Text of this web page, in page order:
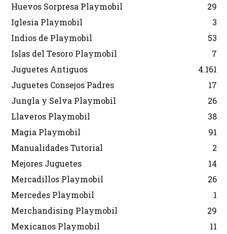
Huevos Sorpresa Playmobil
29
Iglesia Playmobil
3
Indios de Playmobil
53
Islas del Tesoro Playmobil
7
Juguetes Antiguos
4.161
Juguetes Consejos Padres
17
Jungla y Selva Playmobil
26
Llaveros Playmobil
38
Magia Playmobil
91
Manualidades Tutorial
2
Mejores Juguetes
14
Mercadillos Playmobil
26
Mercedes Playmobil
1
Merchandising Playmobil
29
Mexicanos Playmobil
11